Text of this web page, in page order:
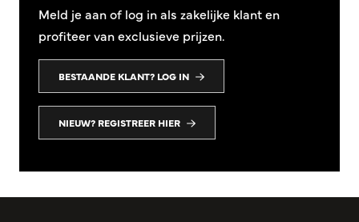
Meld je aan of log in als zakelijke klant en
profiteer van exclusieve prijzen.
BESTAANDE KLANT? LOG IN
NIEUW? REGISTREER HIER